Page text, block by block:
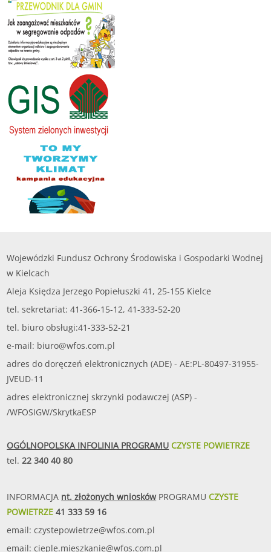
Wojewódzki Fundusz Ochrony Środowiska i Gospodarki Wodnej
w Kielcach
Aleja Księdza Jerzego Popiełuszki 41, 25-155 Kielce
tel. sekretariat: 41-366-15-12, 41-333-52-20
tel. biuro obsługi:41-333-52-21
e-mail: biuro@wfos.com.pl
adres do doręczeń elektronicznych (ADE) - AE:PL-80497-31955-
JVEUD-11
adres elektronicznej skrzynki podawczej (ASP) -
/WFOSIGW/SkrytkaESP
OGÓLNOPOLSKA INFOLINIA PROGRAMU CZYSTE POWIETRZE
tel.22 340 40 80
INFORMACJA nt. złożonych wniosków PROGRAMUCZYSTE
POWIETRZE 41 333 59 16
email:czystepowietrze@wfos.com.pl
email:cieple.mieszkanie@wfos.com.pl